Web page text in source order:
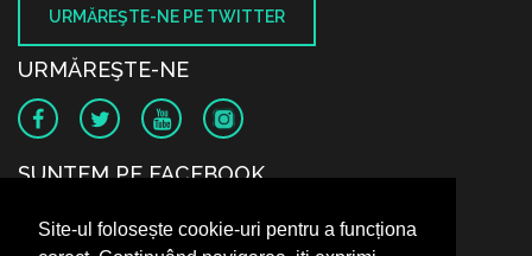
Site-ul folosește cookie-uri pentru a funcționa
URMĂREŞTE-NE PE TWITTER
URMĂREŞTE-NE
SUNTEM PE FACEBOOK